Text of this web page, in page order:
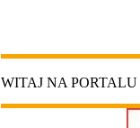
WITAJ NA